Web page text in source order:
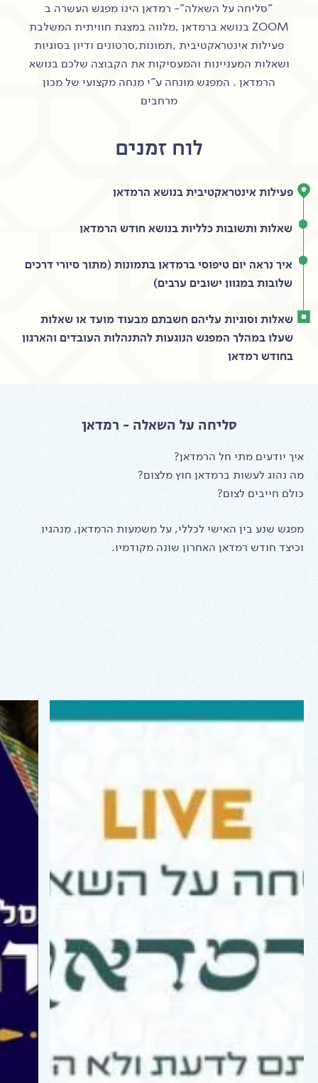
"סליחה על השאלה"- רמדאן הינו מפגש העשרה ב
ZOOM בנושא ברמדאן ,מלווה במצגת חוויתית המשלבת
פעילות אינטראקטיבית ,תמונות,סרטונים ודיון בסוגיות
ושאלות המעניינות והמעסיקות את הקבוצה שלכם בנושא
הרמדאן . המפגש מונחה ע"י מנחה מקצועי של מכון
מרחבים
לוח זמנים
פעילות אינטראקטיבית בנושא הרמדאן
שאלות ותשובות כלליות בנושא חודש הרמדאן
איך נראה יום טיפוסי ברמדאן בתמונות (מתוך סיורי דרכים
שלובות במגוון ישובים ערבים)
שאלות וסוגיות עליהם חשבתם מבעוד מועד או שאלות
שעלו במהלך המפגש הנוגעות להתנהלות העובדים והארגון
בחודש רמדאן
סליחה על השאלה - רמדאן
איך יודעים מתי חל הרמדאן?
מה נהוג לעשות ברמדאן חוץ מלצום?
כולם חייבים לצום?
מפגש שנע בין האישי לכללי, על משמעות הרמדאן, מנהגיו
וכיצד חודש רמדאן האחרון שונה מקודמיו.